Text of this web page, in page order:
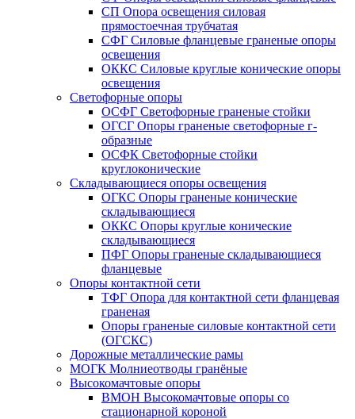
СП Опора освещения силовая
прямостоечная трубчатая
СФГ Силовые фланцевые граненые опоры
освещения
ОККС Силовые круглые конические опоры
освещения
Светофорные опоры
ОСФГ Светофорные граненые стойки
ОГСГ Опоры граненые светофорные г-
образные
ОСФК Светофорные стойки
круглоконические
Складывающиеся опоры освещения
ОГКС Опоры граненые конические
складывающиеся
ОККС Опоры круглые конические
складывающиеся
ПФГ Опоры граненые складывающиеся
фланцевые
Опоры контактной сети
ТФГ Опора для контактной сети фланцевая
граненая
Опоры граненые силовые контактной сети
(ОГСКС)
Дорожные металлические рамы
МОГК Молниеотводы гранёные
Высокомачтовые опоры
ВМОН Высокомачтовые опоры со
стационарной короной